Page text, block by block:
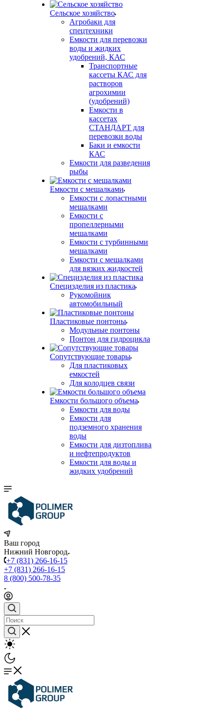
Сельское хозяйство
Агробаки для
спецтехники
Емкости для перевозки
воды и жидких
удобрений, КАС
Транспортные
кассеты КАС для
растворов
агрохимии
(удобрений)
Емкости в
кассетах
СТАНДАРТ для
перевозки воды
Баки и емкости
КАС
Емкости для разведения
рыбы
Емкости с мешалками
Емкости с лопастными
мешалками
Емкости с
пропеллерными
мешалками
Емкости с турбинными
мешалками
Емкости с мешалками
для вязких жидкостей
Специзделия из пластика
Рукомойник
автомобильный
Пластиковые понтоны
Модульные понтоны
Понтон для гидроцикла
Сопутствующие товары
Для пластиковых
емкостей
Для колодцев связи
Емкости большого объема
Емкости для воды
Емкости для
подземного хранения
воды
Емкости для дизтоплива
и нефтепродуктов
Емкости для воды и
жидких удобрений
Ваш город
Нижний Новгород
+7 (831) 266-16-15
+7 (831) 266-16-15
8 (800) 500-78-35